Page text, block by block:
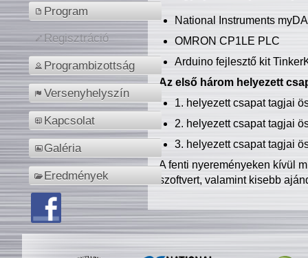
Program
Regisztráció
Programbizottság
Versenyhelyszín
Kapcsolat
Galéria
Eredmények
National Instruments
OMRON CP1LE PLC
Arduino fejlesztő kit
Az első három helyezett
1. helyezett csapat tagjai
2. helyezett csapat tagjai
3. helyezett csapat tagjai
A fenti nyereményeken kívül
szoftvert, valamint kisebb